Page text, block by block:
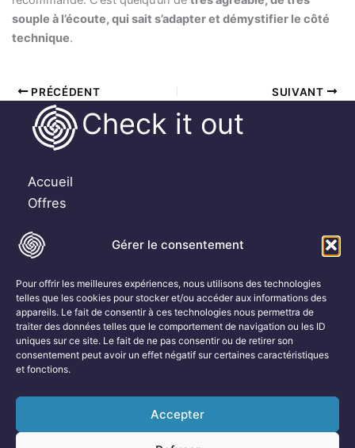
Gérer le consentement
Pour offrir les meilleures expériences, nous utilisons des technologies
telles que les cookies pour stocker et/ou accéder aux informations des
appareils. Le fait de consentir à ces technologies nous permettra de
traiter des données telles que le comportement de navigation ou les ID
uniques sur ce site. Le fait de ne pas consentir ou de retirer son
consentement peut avoir un effet négatif sur certaines caractéristiques
et fonctions.
Accepter
souple à l’écoute, qui sait s’adapter et démystifier le côté
technique.
PRÉCÉDENT SUIVANT
Check it out
Accueil
Offres
Ressources
Email : contact@check-it-out.net
Suivez-moi sur les Réseaux Sociaux :